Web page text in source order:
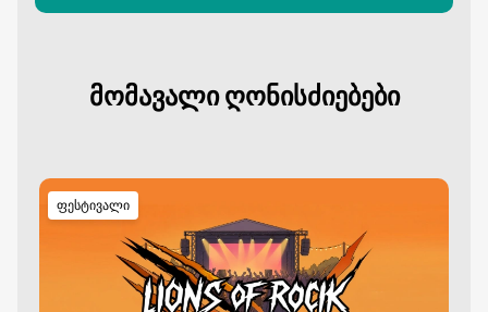
მომავალი ღონისძიებები
ფესტივალი